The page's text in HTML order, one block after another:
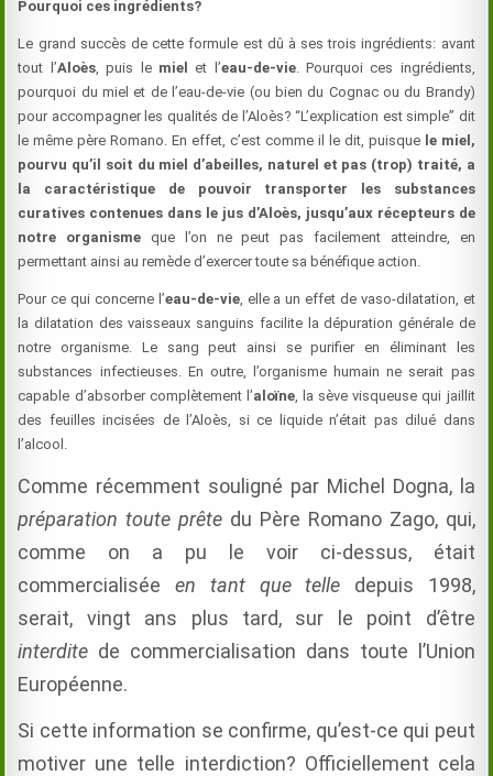
Pourquoi ces ingrédients?
Le grand succès de cette formule est dû à ses trois ingrédients: avant
tout l’Aloès, puis le miel et l’eau-de-vie. Pourquoi ces ingrédients,
pourquoi du miel et de l’eau-de-vie (ou bien du Cognac ou du Brandy)
pour accompagner les qualités de l’Aloès? “L’explication est simple” dit
le même père Romano. En effet, c’est comme il le dit, puisque le miel,
pourvu qu’il soit du miel d’abeilles, naturel et pas (trop) traité, a
la caractéristique de pouvoir transporter les substances
curatives contenues dans le jus d’Aloès, jusqu’aux récepteurs de
notre organisme que l’on ne peut pas facilement atteindre, en
permettant ainsi au remède d’exercer toute sa bénéfique action.
Pour ce qui concerne l’eau-de-vie, elle a un effet de vaso-dilatation, et
la dilatation des vaisseaux sanguins facilite la dépuration générale de
notre organisme. Le sang peut ainsi se purifier en éliminant les
substances infectieuses. En outre, l’organisme humain ne serait pas
capable d’absorber complètement l’aloïne, la sève visqueuse qui jaillit
des feuilles incisées de l’Aloès, si ce liquide n’était pas dilué dans
l’alcool.
Comme récemment souligné par Michel Dogna, la
préparation toute prête du Père Romano Zago, qui,
comme on a pu le voir ci-dessus, était
commercialiséeen tant que telle depuis 1998,
serait, vingt ans plus tard, sur le point d’être
interdite de commercialisation dans toute l’Union
Européenne.
Si cette information se confirme, qu’est-ce qui peut
motiver une telle interdiction? Officiellement cela